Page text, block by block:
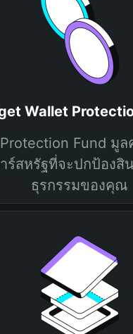
Wallet
Fund มู
ร์สหรัฐที่จะปกป้องสิ
ธุรกรรมของคุณ